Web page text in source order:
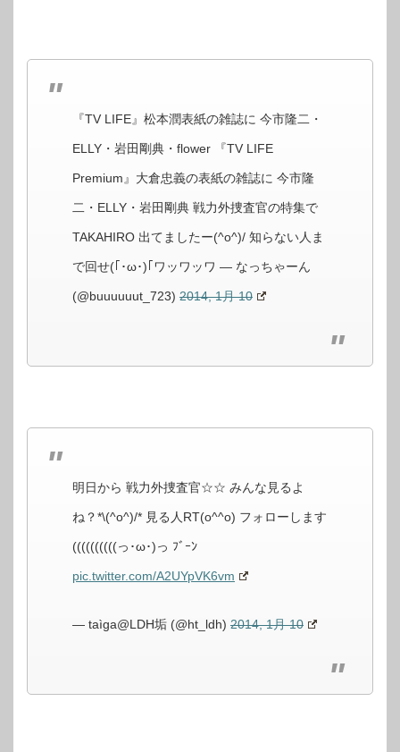
『TV LIFE』松本潤表紙の雑誌に 今市隆二・
ELLY・岩田剛典・flower 『TV LIFE
Premium』大倉忠義の表紙の雑誌に 今市隆
二・ELLY・岩田剛典 戦力外捜査官の特集で
TAKAHIRO 出てましたー(^o^)/ 知らない人ま
で回せ(｢･ω･)｢ワッワッワ — なっちゃーん
(@buuuuuut_723) 2014, 1月 10
明日から 戦力外捜査官☆☆ みんな見るよ
ね？*\(^o^)/* 見る人RT(o^^o) フォローします
((((((((((っ･ω･)っ ﾌﾞｰﾝ
pic.twitter.com/A2UYpVK6vm
— taìga@LDH垢 (@ht_ldh) 2014, 1月 10